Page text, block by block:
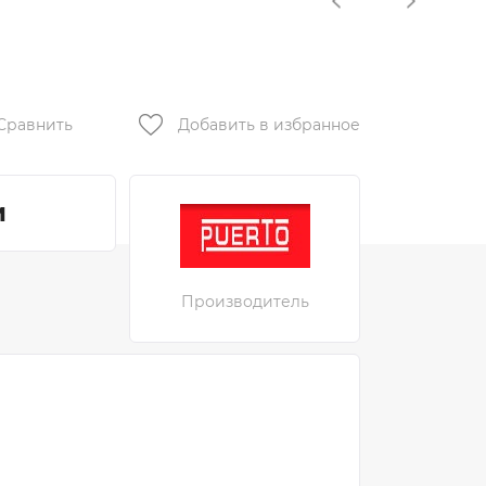
Ретвизан
Добавить в избранное
Производитель